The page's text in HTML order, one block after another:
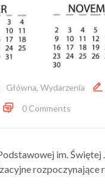
Główna, Wydarzenia
0 Comments
im.